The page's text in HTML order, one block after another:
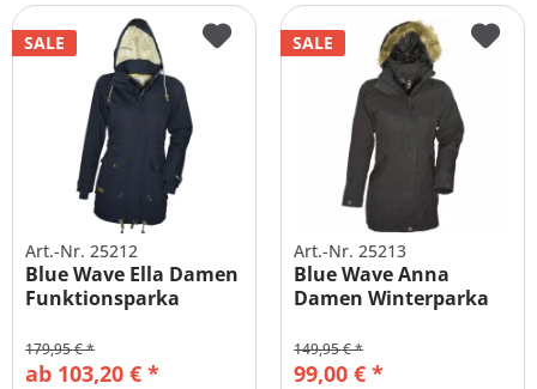
(4)
SALE
Art.-Nr. 25212
Blue Wave Ella Damen
Funktionsparka
ab 103,20 € *
179,95 € *
SALE
Art.-Nr. 25213
Blue Wave Anna
Damen Winterparka
99,00 € *
149,95 € *